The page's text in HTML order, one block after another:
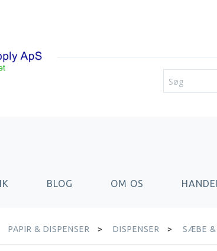
BLOG OM OS
PAPIR & DISPENSER DISPENSER SÆBE &